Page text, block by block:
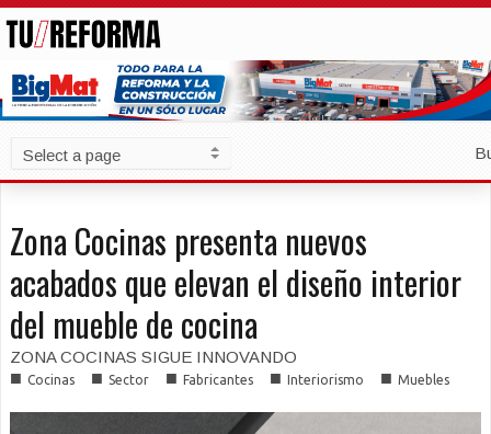
Zona Cocinas presenta nuevos
acabados que elevan el diseño interior
del mueble de cocina
ZONA COCINAS SIGUE INNOVANDO
■ Cocinas ■ Sector ■ Fabricantes ■ Interiorismo ■ Muebles